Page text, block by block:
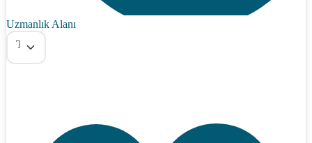
Uzmanlık Alanı
Tümü